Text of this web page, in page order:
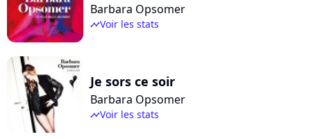
Barbara Opsomer
timelineVoir les stats
Je sors ce soir
Barbara Opsomer
timelineVoir les stats